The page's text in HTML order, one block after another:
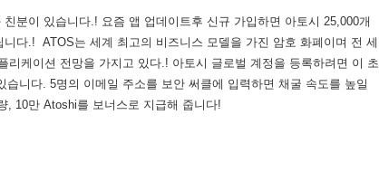
분이 있습니다.! 요즘 앱 업데이트후 신규 가입하면 아토시 25,000개
다.! ATOS는 세계 최고의 비즈니스 모델을 가진 암호 화폐이며 전 세
케이션 전망을 가지고 있다.! 아토시 글로벌 계정을 등록하려면 이 초
니다. 5명의 이메일 주소를 보안 써클에 입력하면 채굴 속도를 높일
, 10만 Atoshi를 보너스로 지급해 줍니다!